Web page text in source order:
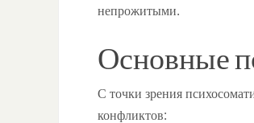
непрожитыми.
Основные
С точки зрения
конфликтов: